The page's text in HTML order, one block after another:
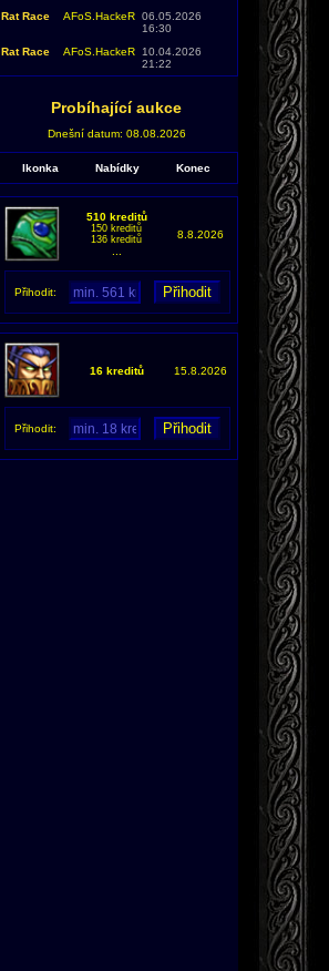
Rat Race
AFoS.HackeR 06.05.2026
16:30
Rat Race
AFoS.HackeR
10.04.2026
21:22
Probíhající aukce
Dnešní datum: 08.08.2026
Ikonka Nabídky Konec
510 kreditů
150 kreditů
136 kreditů
8.8.2026
Přihodit:
16 kreditů 15.8.2026
Přihodit: